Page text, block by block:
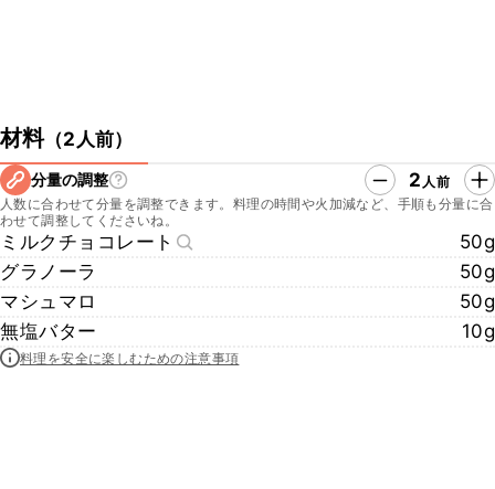
材料（2人前）
分量の調整 2 人前
人数に合わせて分量を調整できます。料理の時間や火加減など、手順も分量に合
わせて調整してくださいね。
ミルクチョコレート
50g
グラノーラ
50g
マシュマロ
50g
無塩バター
10g
料理を安全に楽しむための注意事項